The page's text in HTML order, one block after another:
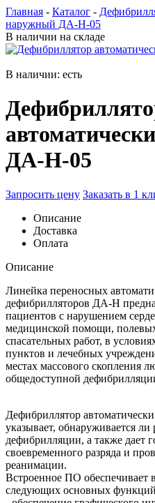
Главная - Каталог -
наружный ДА-Н-05
В наличии на складе
В наличии: есть
ДА-Н-05
Запросить цену Заказать в 1
Описание
Доставка
Оплата
Описание
Линейка переносных
дефибрилляторов ДА-Н
пациентов с нарушением
медицинской помощи,
спасательных работ, в
пунктов и лечебных
местах массового скопления
общедоступной
Дефибриллятор
указывает, обнаруживается
дефибрилляции, а также дает
своевременного разряда и
реанимации.
Встроенное ПО обеспечивает
следующих основных